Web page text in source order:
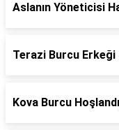
Aslanın Yöneticisi
Terazi Burcu Erkeği
Kova Burcu